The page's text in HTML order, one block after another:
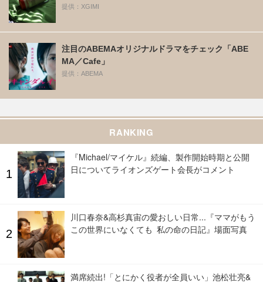
提供：XGIMI
注目のABEMAオリジナルドラマをチェック「ABE
MA／Cafe」
提供：ABEMA
RANKING
『Michael/マイケル』続編、製作開始時期と公開
日についてライオンズゲート会長がコメント
川口春奈&高杉真宙の愛おしい日常...『ママがもう
この世界にいなくても 私の命の日記』場面写真
満席続出!「とにかく役者が全員いい」池松壮亮&